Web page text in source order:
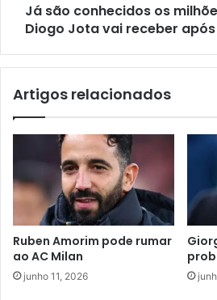
Já são conhecidos os
Diogo Jota vai receber
Artigos relacionados
Ruben Amorim pode rumar
ao AC Milan
junho 11, 2026